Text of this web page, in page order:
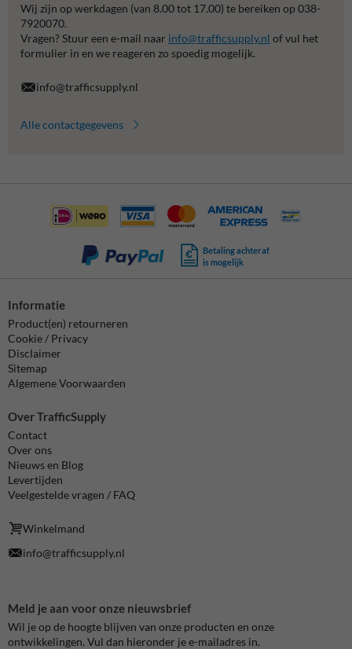
Wij zijn op werkdagen (van 8.00 tot 17.00) te bereiken op 038-
7920070.
Vragen? Stuur een e-mail naar info@trafficsupply.nl of vul het
formulier in en we reageren zo spoedig mogelijk.
info@trafficsupply.nl
Alle contactgegevens
Betaling achteraf
is mogelijk
Informatie
Product(en) retourneren
Cookie / Privacy
Disclaimer
Sitemap
Algemene Voorwaarden
Over TrafficSupply
Contact
Over ons
Nieuws en Blog
Levertijden
Veelgestelde vragen / FAQ
Winkelmand
info@trafficsupply.nl
Meld je aan voor onze nieuwsbrief
Wil je op de hoogte blijven van onze producten en onze
ontwikkelingen. Vul dan hieronder je e-mailadres in.